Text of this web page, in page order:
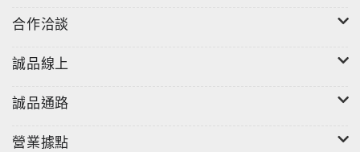
合作洽談
誠品線上
誠品通路
營業據點